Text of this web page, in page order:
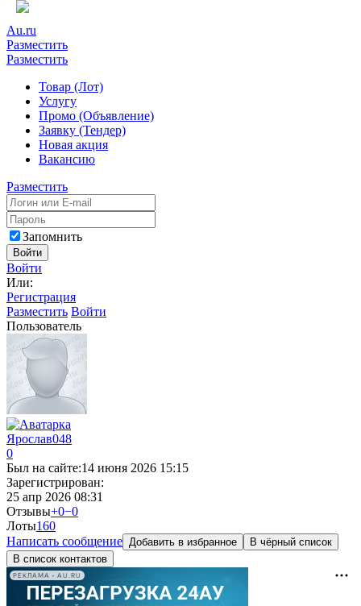
Au.ru
Разместить
Разместить
Товар (Лот)
Услугу
Промо (Объявление)
Заявку (Тендер)
Новая акция
Вакансию
Разместить
Запомнить
Войти
Войти
Или:
Регистрация
Разместить Войти
Пользователь
Ярослав048
0
Был на сайте:14 июня 2026 15:15
Зарегистрирован:
25 апр 2026 08:31
Отзывы+0−0
Лоты160
Написать сообщение Добавить в избранное
В чёрный список
В список контактов
РЕКЛАМА • AU.RU